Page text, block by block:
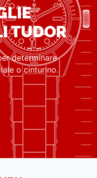
TUDOR
determinare
o cinturino.